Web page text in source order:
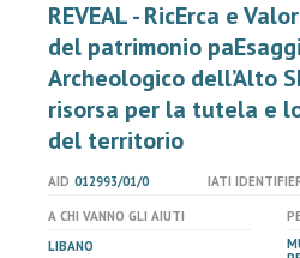
REVEAL - RicErca e
del patrimonio
Archeologico dell’Alto
risorsa per la tutela e
del territorio
AID 012993/01/0 IATI
A CHI VANNO GLI AIUTI
LIBANO